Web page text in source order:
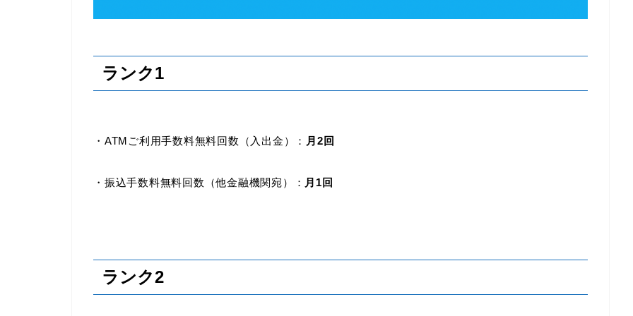
ランク1
・ATMご利用手数料無料回数（入出金）： 月2回
・振込手数料無料回数（他金融機関宛）： 月1回
ランク2